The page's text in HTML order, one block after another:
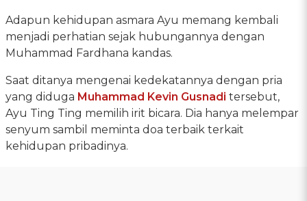
Adapun kehidupan asmara Ayu memang kembali
menjadi perhatian sejak hubungannya dengan
Muhammad Fardhana kandas.
Saat ditanya mengenai kedekatannya dengan pria
yang diduga Muhammad Kevin Gusnadi tersebut,
Ayu Ting Ting memilih irit bicara. Dia hanya melempar
senyum sambil meminta doa terbaik terkait
kehidupan pribadinya.